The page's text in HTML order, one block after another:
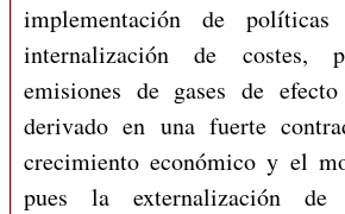
implementación de políticas
internalización de costes,
emisiones de gases de
derivado en una fuerte
crecimiento económico y el
pues la externalización